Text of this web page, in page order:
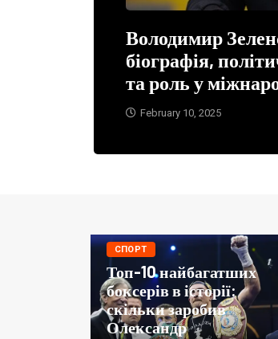
Володимир
біографія,
та роль у
February 10, 2025
СПОРТ
Топ-10 найбагатших
боксерів в історії:
скільки заробив
Олександр